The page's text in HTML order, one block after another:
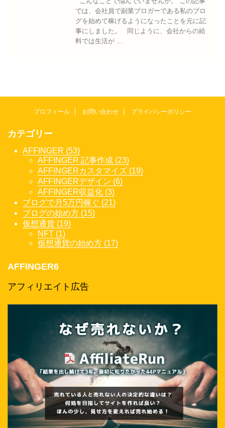
では、会社員で副業ブロガーである私のブロ
グを始めて稼げるようになったことを元に記
事にしました。 同じように、会社からの給
料では生活が ...
プロフィール お問い合わせ プライバシーポリシー
カテゴリー
AFFINGER (53)
AFFINGER 記事作成 (23)
AFFINGERカスタマイズ (19)
AFFINGERデザイン (6)
AFFINGER収益化 (3)
ブログで月5万円稼ぐ (21)
ブログの始め方 (15)
仮想通貨 (19)
NFT (1)
仮想通貨の始め方 (17)
AFFINGER6
アフィリエイト広告